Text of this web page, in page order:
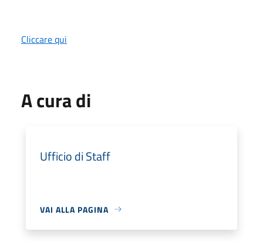
Cliccare qui
A cura di
Ufficio di Staff
VAI ALLA PAGINA